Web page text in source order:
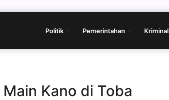
Politik Pemerintahan Kriminal
Kano di Toba